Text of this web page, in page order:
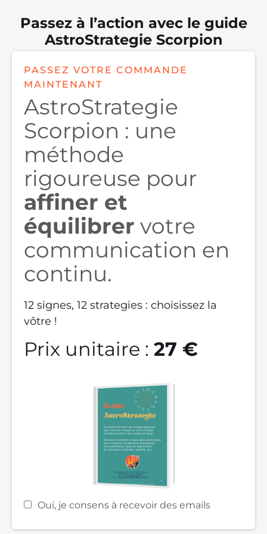
Passez à l’action avec le guide
AstroStrategie Scorpion
PASSEZ VOTRE COMMANDE
MAINTENANT
AstroStrategie
Scorpion : une
méthode
rigoureuse pour
affiner et
équilibrer votre
communication en
continu.
12 signes, 12 strategies : choisissez la
vôtre !
Prix unitaire : 27 €
Oui, je consens à recevoir des emails